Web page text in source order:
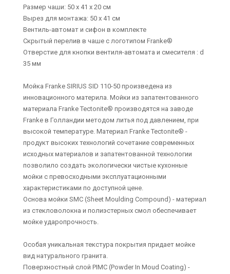
Размер чаши: 50 x 41 x 20 см
Вырез для монтажа: 50 х 41 см
Вентиль-автомат и сифон в комплекте
Скрытый перелив в чаше с логотипом Franke®
Отверстие для кнопки вентиля-автомата и смесителя : d
35 мм
Мойка Franke SIRIUS SID 110-50 произведена из
инновационного материла. Мойки из запатентованного
материала Franke Tectonite® производятся на заводе
Franke в Голландии методом литья под давлением, при
высокой температуре. Материал Franke Tectonite® -
продукт высоких технологий сочетание современных
исходных материалов и запатентованной технологии
позволило создать экологически чистые кухонные
мойки с превосходными эксплуатационными
характеристиками по доступной цене.
Основа мойки SMC (Sheet Moulding Compound) - материал
из стекловолокна и полиэстерных смол обеспечивает
мойке ударопрочность.
Особая уникальная текстура покрытия придает мойке
вид натурального гранита.
Поверхностный слой PIMC (Powder In Moud Coating) -